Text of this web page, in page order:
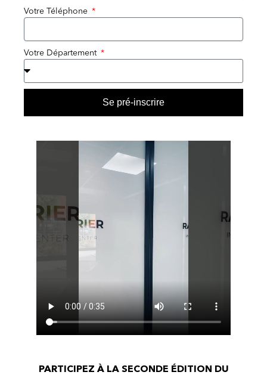
Votre Téléphone
Votre Département
Se pré-inscrire
PARTICIPEZ À LA SECONDE ÉDITION DU